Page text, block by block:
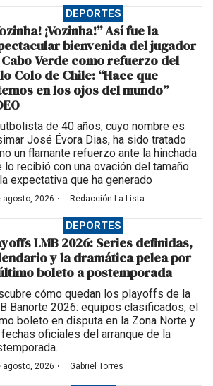
DEPORTES
¡Vozinha!” Así fue la
bienvenida del jugador
Verde como refuerzo del
Colo de Chile: “Hace que
en los ojos del mundo”
de 40 años, cuyo nombre es
José Évora Dias, ha sido tratado
un flamante refuerzo ante la hinchada
lo recibió con una ovación del tamaño
expectativa que ha generado
agosto, 2026 · Redacción La-Lista
DEPORTES
LMB 2026: Series definidas,
y la dramática pelea por
boleto a postemporada
cómo quedan los playoffs de la
Banorte 2026: equipos clasificados, el
boleto en disputa en la Zona Norte y
oficiales del arranque de la
agosto, 2026 · Gabriel Torres